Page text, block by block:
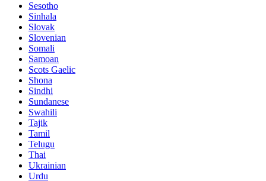
Sesotho
Sinhala
Slovak
Slovenian
Somali
Samoan
Scots Gaelic
Shona
Sindhi
Sundanese
Swahili
Tajik
Tamil
Telugu
Thai
Ukrainian
Urdu